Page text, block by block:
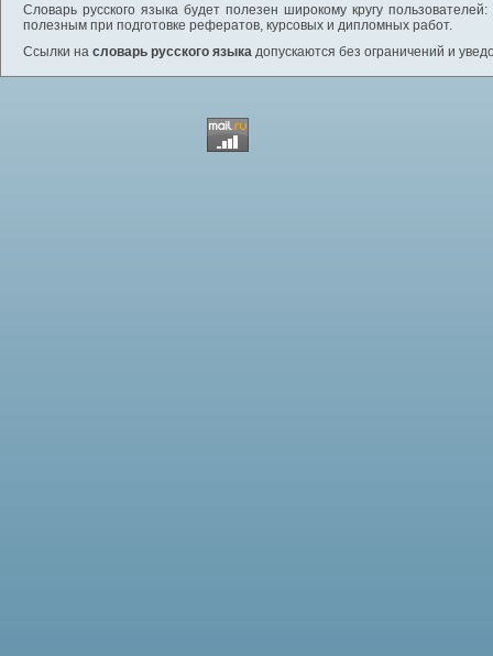
Словарь русского языка будет полезен широкому кругу
полезным при подготовке рефератов, курсовых и дипломных работ.
Ссылки на словарь русского языка допускаются без ограничений и